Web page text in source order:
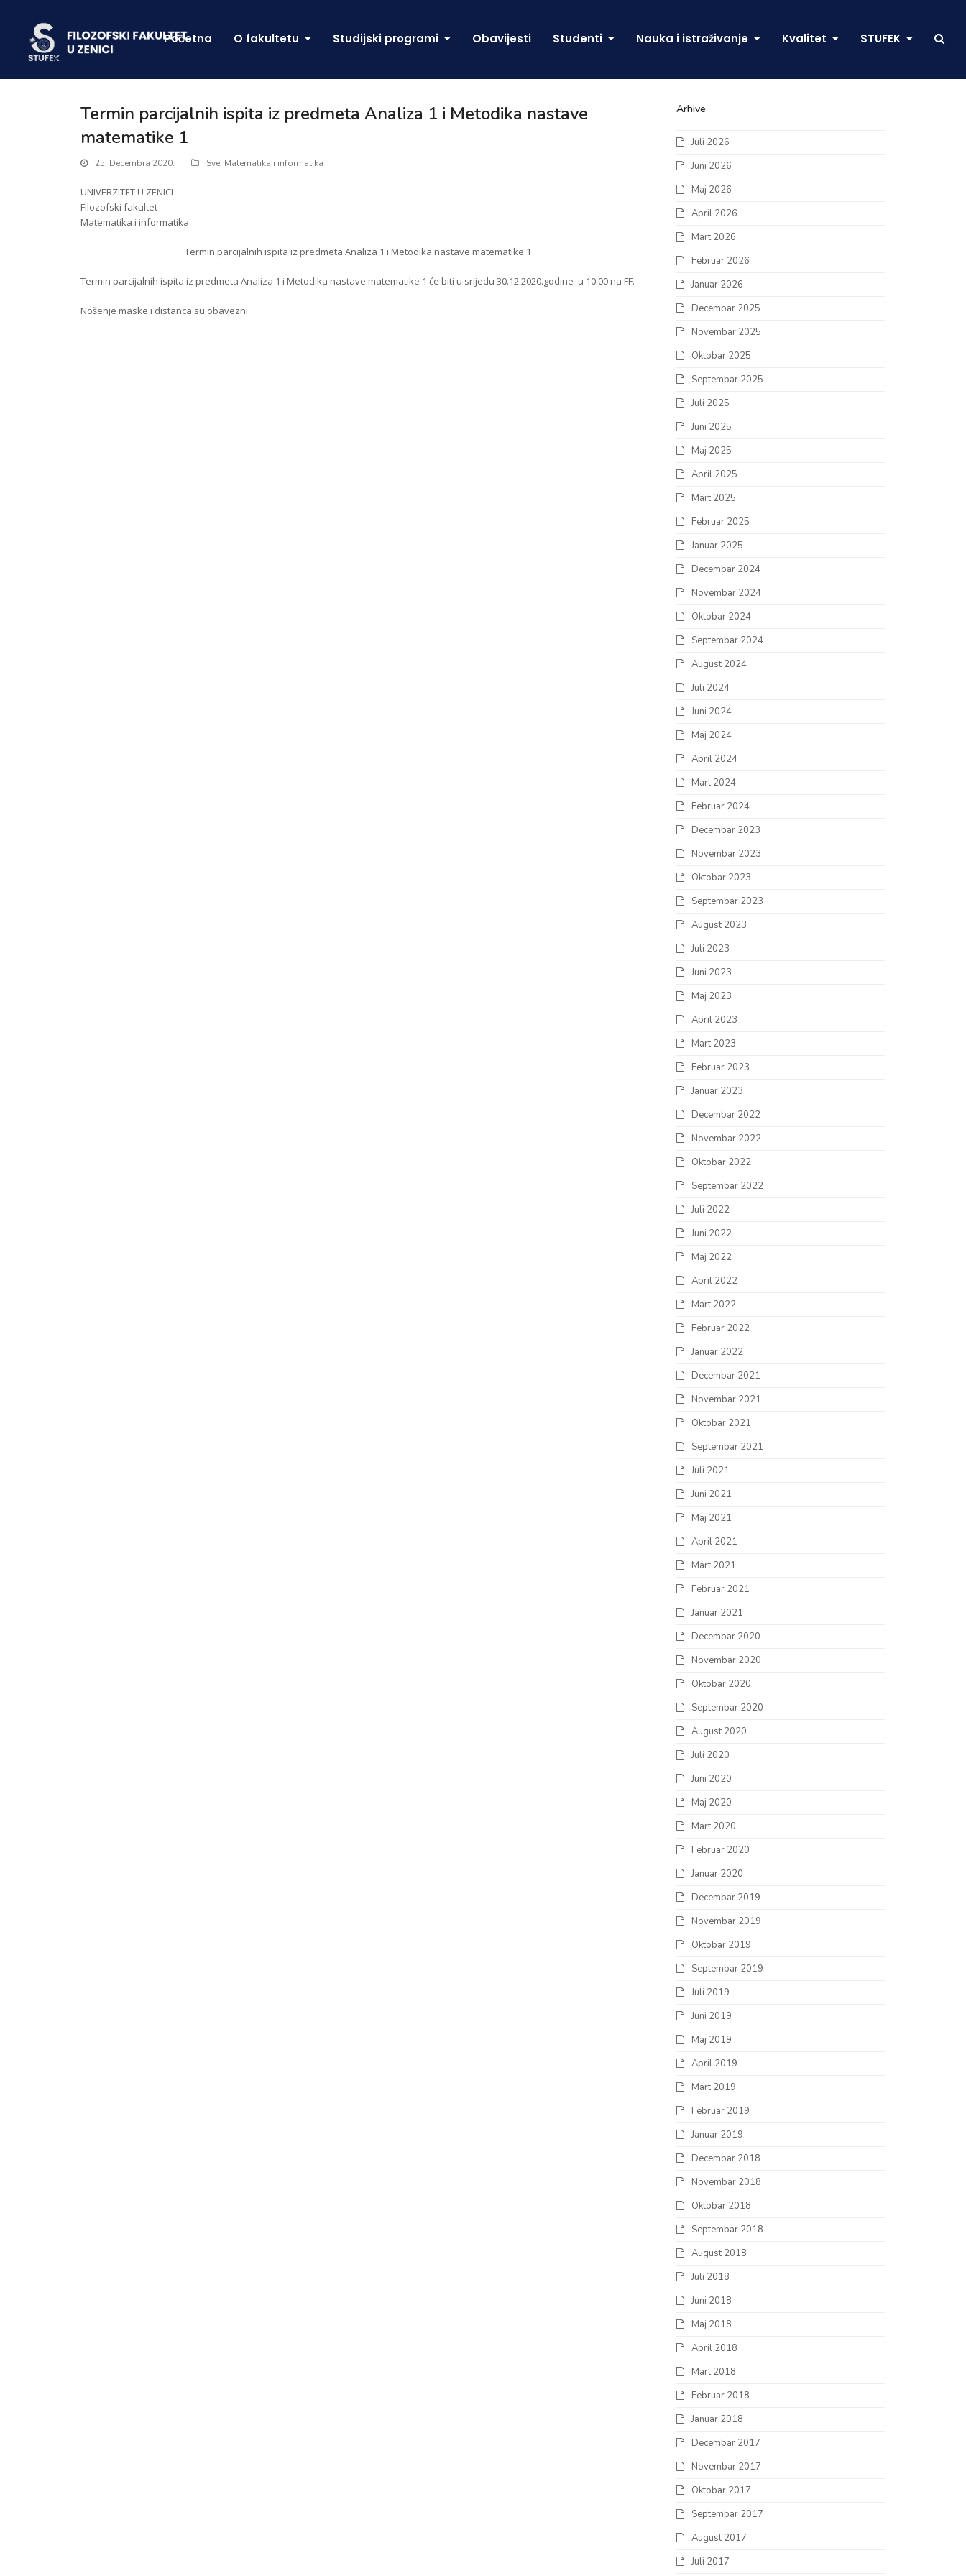
Početna O fakultetu Studijski programi Obavijesti Studenti Nauka i istraživanje Kvalitet STUFEK
Termin parcijalnih ispita iz predmeta Analiza 1 i Metodika nastave
matematike 1
25. Decembra 2020. Sve, Matematika i informatika
UNIVERZITET U ZENICI
Filozofski fakultet
Matematika i informatika
Termin parcijalnih ispita iz predmeta Analiza 1 i Metodika nastave matematike 1
Termin parcijalnih ispita iz predmeta Analiza 1 i Metodika nastave matematike 1 će biti u srijedu 30.12.2020.godine u 10:00 na FF.
Nošenje maske i distanca su obavezni.
Arhive
Juli 2026
Juni 2026
Maj 2026
April 2026
Mart 2026
Februar 2026
Januar 2026
Decembar 2025
Novembar 2025
Oktobar 2025
Septembar 2025
Juli 2025
Juni 2025
Maj 2025
April 2025
Mart 2025
Februar 2025
Januar 2025
Decembar 2024
Novembar 2024
Oktobar 2024
Septembar 2024
August 2024
Juli 2024
Juni 2024
Maj 2024
April 2024
Mart 2024
Februar 2024
Decembar 2023
Novembar 2023
Oktobar 2023
Septembar 2023
August 2023
Juli 2023
Juni 2023
Maj 2023
April 2023
Mart 2023
Februar 2023
Januar 2023
Decembar 2022
Novembar 2022
Oktobar 2022
Septembar 2022
Juli 2022
Juni 2022
Maj 2022
April 2022
Mart 2022
Februar 2022
Januar 2022
Decembar 2021
Novembar 2021
Oktobar 2021
Septembar 2021
Juli 2021
Juni 2021
Maj 2021
April 2021
Mart 2021
Februar 2021
Januar 2021
Decembar 2020
Novembar 2020
Oktobar 2020
Septembar 2020
August 2020
Juli 2020
Juni 2020
Maj 2020
Mart 2020
Februar 2020
Januar 2020
Decembar 2019
Novembar 2019
Oktobar 2019
Septembar 2019
Juli 2019
Juni 2019
Maj 2019
April 2019
Mart 2019
Februar 2019
Januar 2019
Decembar 2018
Novembar 2018
Oktobar 2018
Septembar 2018
August 2018
Juli 2018
Juni 2018
Maj 2018
April 2018
Mart 2018
Februar 2018
Januar 2018
Decembar 2017
Novembar 2017
Oktobar 2017
Septembar 2017
August 2017
Juli 2017